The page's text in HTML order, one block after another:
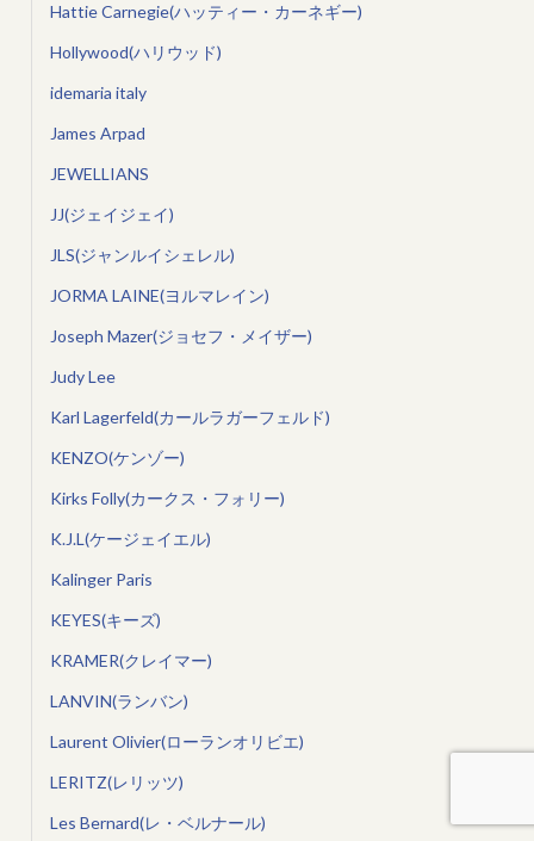
Hattie Carnegie(ハッティー・カーネギー)
Hollywood(ハリウッド)
idemaria italy
James Arpad
JEWELLIANS
JJ(ジェイジェイ)
JLS(ジャンルイシェレル)
JORMA LAINE(ヨルマレイン)
Joseph Mazer(ジョセフ・メイザー)
Judy Lee
Karl Lagerfeld(カールラガーフェルド)
KENZO(ケンゾー)
Kirks Folly(カークス・フォリー)
K.J.L(ケージェイエル)
Kalinger Paris
KEYES(キーズ)
KRAMER(クレイマー)
LANVIN(ランバン)
Laurent Olivier(ローランオリビエ)
LERITZ(レリッツ)
Les Bernard(レ・ベルナール)